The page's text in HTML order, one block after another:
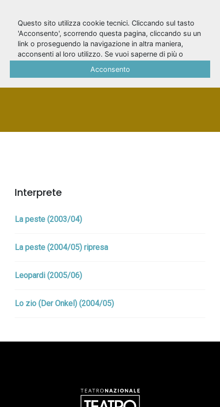
Narsi, Andrea
PERSONA
Interprete
La peste (2003/04)
La peste (2004/05) ripresa
Leopardi (2005/06)
Lo zio (Der Onkel) (2004/05)
Questo sito utilizza cookie tecnici. Cliccando sul tasto
'Acconsento', scorrendo questa pagina, cliccando su un
link o proseguendo la navigazione in altra maniera,
acconsenti al loro utilizzo. Se vuoi saperne di più o
Acconsento